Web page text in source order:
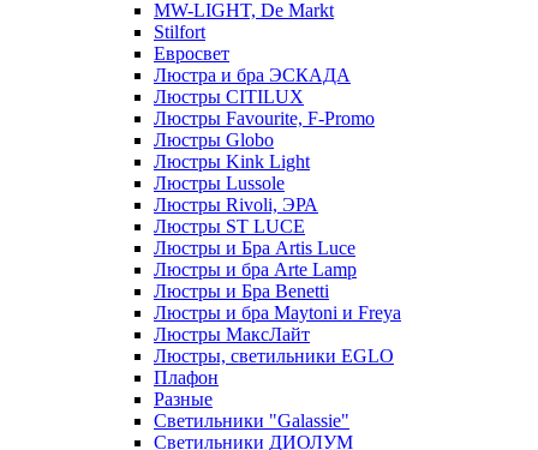
MW-LIGHT, De Markt
Stilfort
Евросвет
Люстра и бра ЭСКАДА
Люстры CITILUX
Люстры Favourite, F-Promo
Люстры Globo
Люстры Kink Light
Люстры Lussole
Люстры Rivoli, ЭРА
Люстры ST LUCE
Люстры и Бра Artis Luce
Люстры и бра Arte Lamp
Люстры и Бра Benetti
Люстры и бра Maytoni и Freya
Люстры МаксЛайт
Люстры, светильники EGLO
Плафон
Разные
Светильники "Galassie"
Светильники ДИОЛУМ